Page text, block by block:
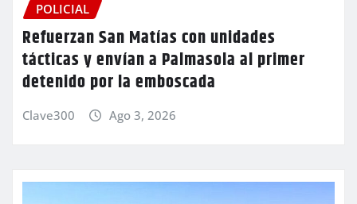
POLICIAL
Refuerzan San Matías con unidades
tácticas y envían a Palmasola al primer
detenido por la emboscada
Clave300 Ago 3, 2026